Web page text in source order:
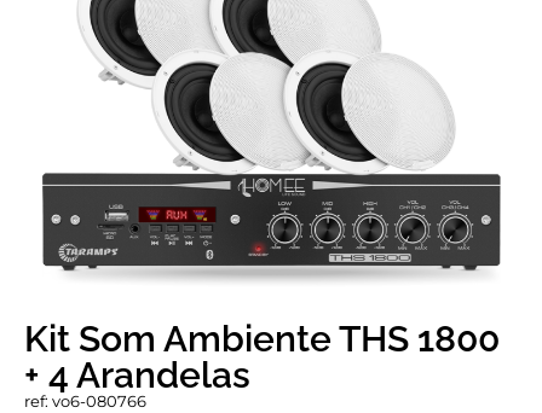
Kit Som Ambiente THS 1800
+ 4 Arandelas
ref: vo6-080766